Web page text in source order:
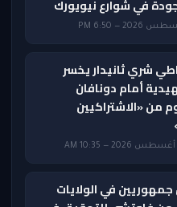
في شوارع نيويورك
شري ثانيدار يخسر
أمام دونافان
من «الاشتراكيين
جمهوريين في الولايات